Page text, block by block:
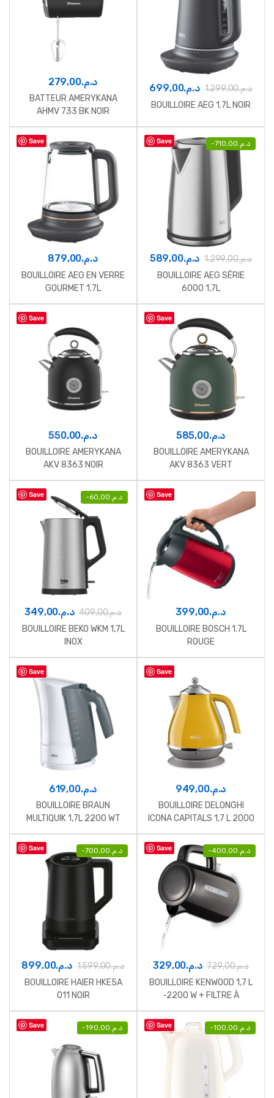
د.م.279,00
BATTEUR AMERYKANA
AHMV 733 BK NOIR
د.م.699,00 د.م.1.299,00
BOUILLOIRE AEG 1.7L NOIR
Save
د.م.879,00
BOUILLOIRE AEG EN VERRE
GOURMET 1.7L
Save - د.م.710,00
د.م.589,00 د.م.1.299,00
BOUILLOIRE AEG SÉRIE
6000 1,7L
Save
د.م.550,00
BOUILLOIRE AMERYKANA
AKV 8363 NOIR
Save
د.م.585,00
BOUILLOIRE AMERYKANA
AKV 8363 VERT
Save - د.م.60,00
د.م.349,00 د.م.409,00
BOUILLOIRE BEKO WKM 1,7L
INOX
Save
د.م.399,00
BOUILLOIRE BOSCH 1.7L
ROUGE
Save
د.م.619,00
BOUILLOIRE BRAUN
MULTIQUIK 1,7L 2200 WT
Save
د.م.949,00
BOUILLOIRE DELONGHI
ICONA CAPITALS 1,7 L 2000
W JAUNE
Save - د.م.700,00
د.م.899,00 د.م.1.599,00
BOUILLOIRE HAIER HKE5A
011 NOIR
Save - د.م.400,00
د.م.329,00 د.م.729,00
BOUILLOIRE KENWOOD 1,7 L
-2200 W + FILTRE À
MAILLES AMOVIBLE NOIR
Save - د.م.190,00 Save - د.م.100,00